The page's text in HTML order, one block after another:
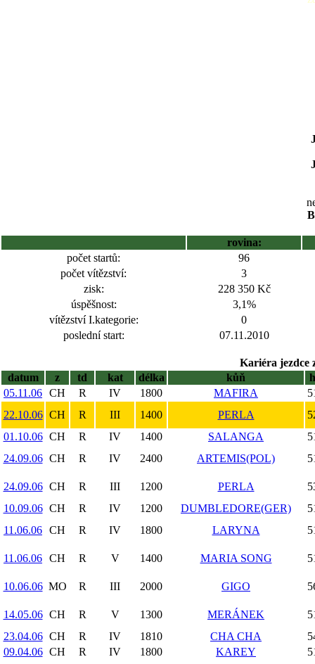
rovina:
počet startů:
96
počet vítězství:
3
zisk:
228 350 Kč
úspěšnost:
3,1%
vítězství I.kategorie:
0
poslední start:
07.11.2010
Kariéra jezdce
datum
z td kat délka kůň
05.11.06 CH R IV 1800 MAFIRA
22.10.06 CH R III 1400 PERLA
01.10.06 CH R IV 1400 SALANGA
24.09.06 CH R IV 2400 ARTEMIS(POL)
24.09.06 CH R III 1200 PERLA
10.09.06 CH R IV 1200 DUMBLEDORE(GER)
11.06.06 CH R IV 1800 LARYNA
11.06.06 CH R V 1400 MARIA SONG
10.06.06 MO R III 2000 GIGO
14.05.06 CH R V 1300 MERÁNEK
23.04.06 CH R IV 1810 CHA CHA
09.04.06 CH R IV 1800 KAREY